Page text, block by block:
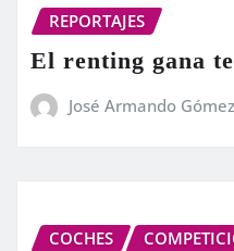
REPORTAJES
El renting gana
José Armando Gómez
COCHES